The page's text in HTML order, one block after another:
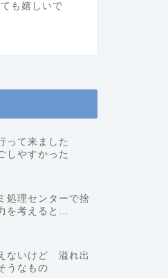
も嬉しいで
って来ました
しやすかった
処理センターで捨
を考えると…
ないけど 溢れ出
うなもの